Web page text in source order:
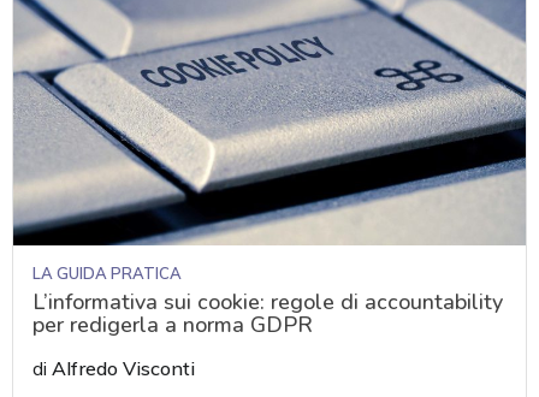
LA GUIDA PRATICA
L’informativa sui cookie: regole di accountability
per redigerla a norma GDPR
diAlfredo Visconti